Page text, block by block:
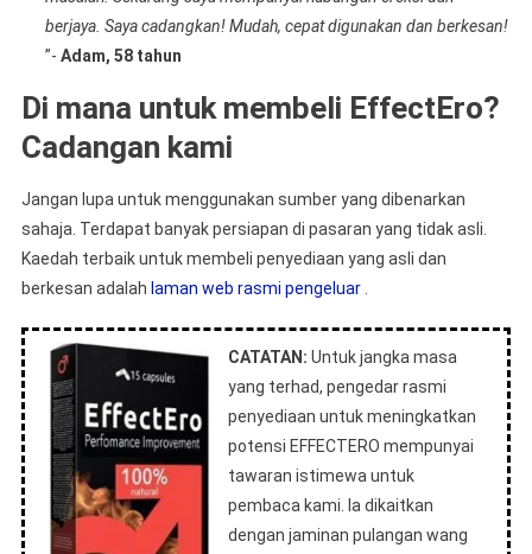
berjaya. Saya cadangkan! Mudah, cepat digunakan dan berkesan!
”- Adam, 58 tahun
Di mana untuk membeli EffectEro?
Cadangan kami
Jangan lupa untuk menggunakan sumber yang dibenarkan
sahaja. Terdapat banyak persiapan di pasaran yang tidak asli.
Kaedah terbaik untuk membeli penyediaan yang asli dan
berkesan adalah laman web rasmi pengeluar.
CATATAN: Untuk jangka masa
yang terhad, pengedar rasmi
penyediaan untuk meningkatkan
potensi EFFECTERO mempunyai
tawaran istimewa untuk
pembaca kami. Ia dikaitkan
dengan jaminan pulangan wang